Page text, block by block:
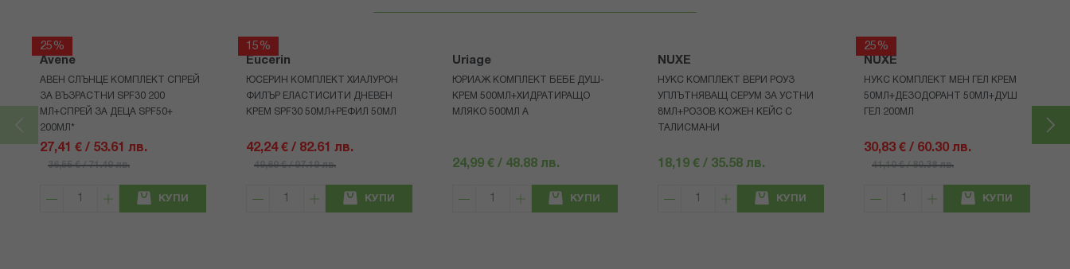
25%
Avene
АВЕН СЛЪНЦЕ КОМПЛЕКТ СПРЕЙ
ЗА ВЪЗРАСТНИ SPF30 200
МЛ+СПРЕЙ ЗА ДЕЦА SPF50+
200МЛ*
27,41 € / 53.61 лв.
36,55 € / 71.49 лв.
КУПИ
15%
Eucerin
ЮСЕРИН КОМПЛЕКТ ХИАЛУРОН
ФИЛЪР ЕЛАСТИСИТИ ДНЕВЕН
КРЕМ SPF30 50МЛ+РЕФИЛ 50МЛ
42,24 € / 82.61 лв.
49,69 € / 97.19 лв.
КУПИ
Uriage
ЮРИАЖ КОМПЛЕКТ БЕБЕ ДУШ-
КРЕМ 500МЛ+ХИДРАТИРАЩО
МЛЯКО 500МЛ A
24,99 € / 48.88 лв.
КУПИ
NUXE
НУКС КОМПЛЕКТ ВЕРИ РОУЗ
УПЛЪТНЯВАЩ СЕРУМ ЗА УСТНИ
8МЛ+РОЗОВ КОЖЕН КЕЙС С
ТАЛИСМАНИ
18,19 € / 35.58 лв.
КУПИ
25%
NUXE
НУКС КОМПЛЕКТ МЕН ГЕЛ КРЕМ
50МЛ+ДЕЗОДОРАНТ 50МЛ+ДУШ
ГЕЛ 200МЛ
30,83 € / 60.30 лв.
41,10 € / 80.38 лв.
КУПИ